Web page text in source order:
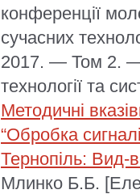
конференції
сучасних
2017. — Том 2. —
технології та
Методичні
“Обробка
Тернопіль: Вид-
Млинко Б.Б.